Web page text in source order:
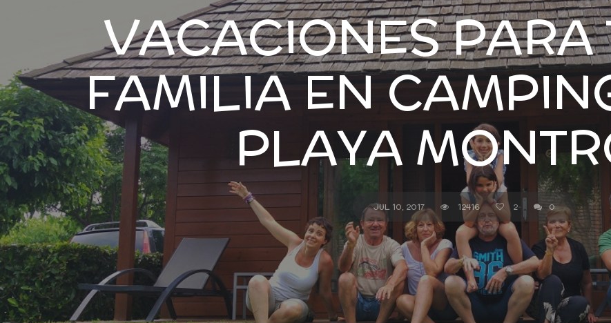
VACACIONES
FAMILIA EN
PLAYA
JUL 10, 2017 12416 2 0